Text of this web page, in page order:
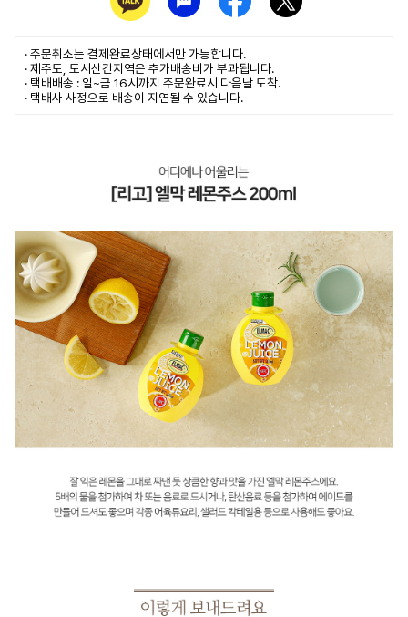
· 주문취소는 결제완료상태에서만 가능합니다.
· 제주도, 도서산간지역은 추가배송비가 부과됩니다.
· 택배배송 : 일~금 16시까지 주문완료시 다음날 도착.
· 택배사 사정으로 배송이 지연될 수 있습니다.